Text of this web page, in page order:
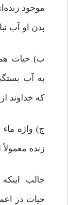
موجود
بدن او آب
ب) حیات
به آب
که خداو‌ند
ج) واژه
زنده معمولاً
جالب
حیات در